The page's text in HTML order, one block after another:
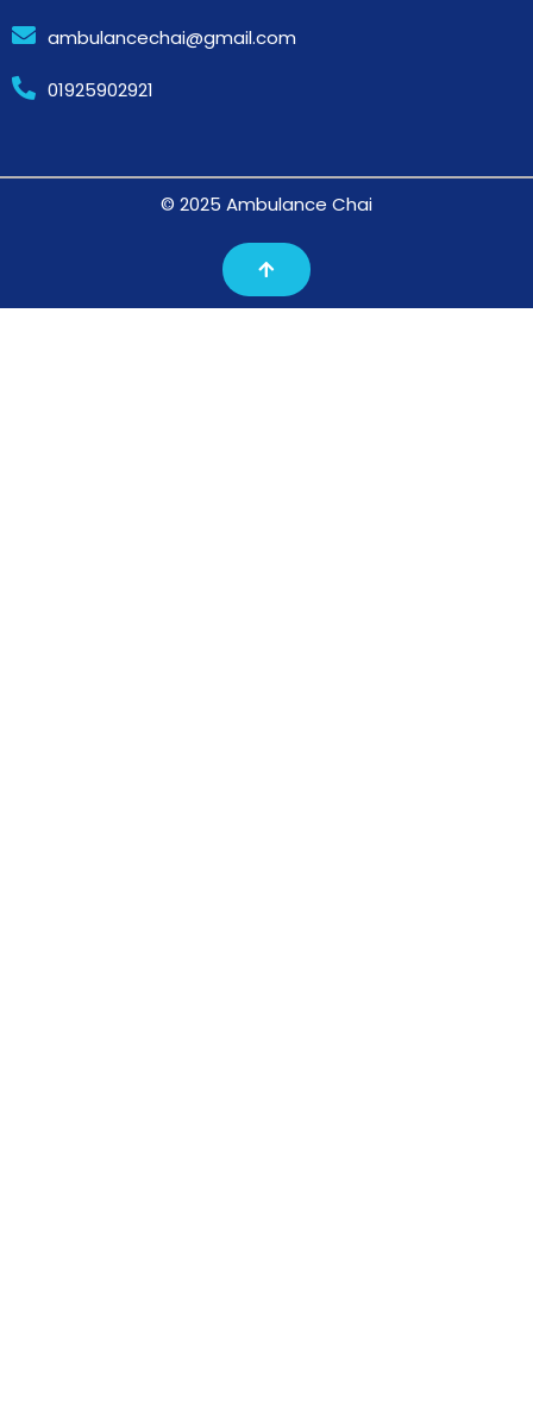
ambulancechai@gmail.com
01925902921
© 2025 Ambulance Chai